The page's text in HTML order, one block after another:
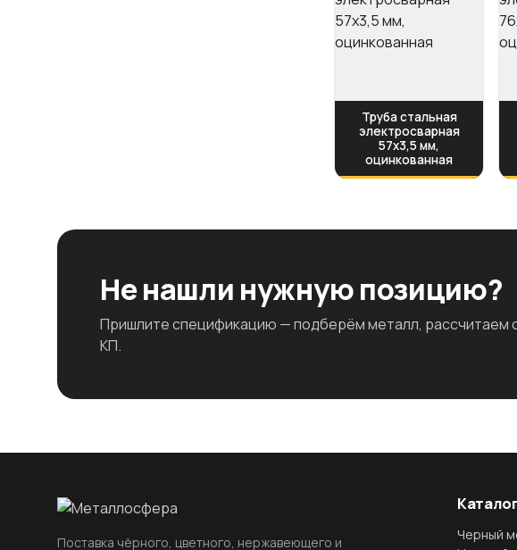
Труба стальная
электросварная
57x3,5 мм,
оцинкованная
Не нашли нужную позицию?
Пришлите спецификацию — подберём металл, рассчитаем
КП.
Поставка чёрного, цветного, нержавеющего и
Каталог
Черный